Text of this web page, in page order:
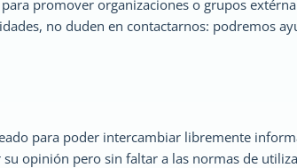
promover organizaciones o grupos
no duden en contactarnos: podremos
para poder intercambiar libremente
su opinión pero sin faltar a las normas de